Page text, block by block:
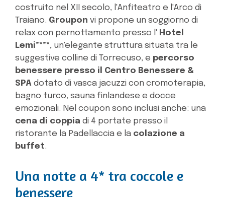
costruito nel XII secolo, l'Anfiteatro e l'Arco di
Traiano. Groupon vi propone un soggiorno di
relax con pernottamento presso l' Hotel
Lemi****, un'elegante struttura situata tra le
suggestive colline di Torrecuso, e percorso
benessere presso il Centro Benessere &
SPA dotato di vasca jacuzzi con cromoterapia,
bagno turco, sauna finlandese e docce
emozionali. Nel coupon sono inclusi anche: una
cena di coppia di 4 portate presso il
ristorante la Padellaccia e la colazione a
buffet.
Una notte a 4* tra coccole e
benessere